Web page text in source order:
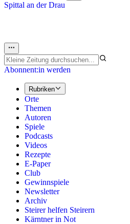
Spittal an der Drau
Abonnent:in werden
Rubriken
Orte
Themen
Autoren
Spiele
Podcasts
Videos
Rezepte
E-Paper
Club
Gewinnspiele
Newsletter
Archiv
Steirer helfen Steirern
Kärntner in Not